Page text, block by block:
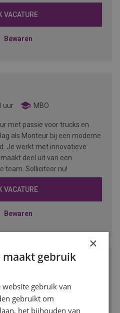
VACATURE
Bewaren
uur MBO
met passie voor trucks en
als Monteur bij een moderne
Je werkt met innovatieve
deel uit van een
team. Solliciteer nu!
VACATURE
Bewaren
Groothandel
binnen de dynamische
ben je
×
maakt gebruik
gebruik van
gebruikt om
het bijhouden van